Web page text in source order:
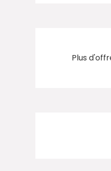
Plus